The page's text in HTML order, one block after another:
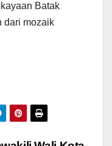
Batak
dari mozaik